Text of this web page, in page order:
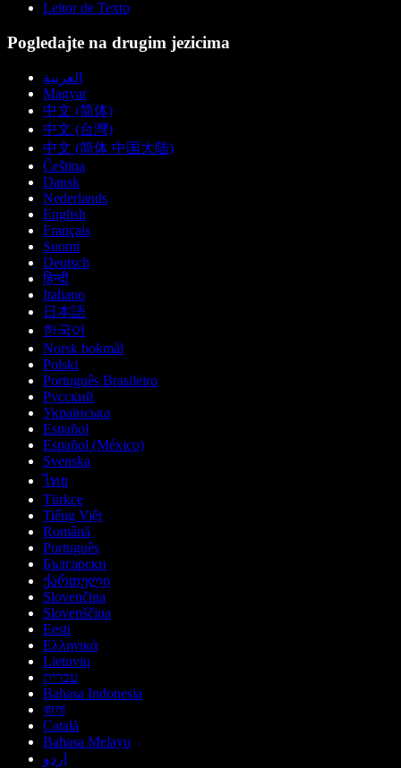
Leitor de Texto
Pogledajte na drugim jezicima
العربية
Magyar
中文 (简体)
中文 (台灣)
中文 (简体 中国大陆)
Čeština
Dansk
Nederlands
English
Français
Suomi
Deutsch
हिन्दी
Italiano
日本語
한국어
Norsk bokmål
Polski
Português Brasileiro
Русский
Українська
Español
Español (México)
Svenska
ไทย
Türkçe
Tiếng Việt
Română
Português
Български
ქართული
Slovenčina
Slovenščina
Eesti
Ελληνικά
Lietuvių
עברית
Bahasa Indonesia
বাংলা
Català
Bahasa Melayu
اردو